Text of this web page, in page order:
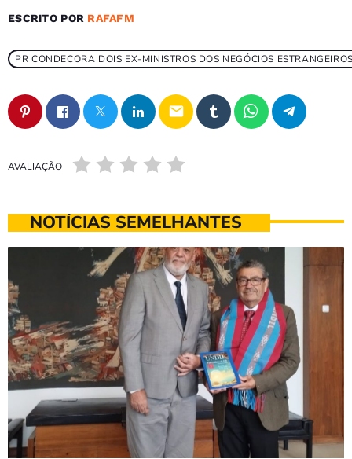
ESCRITO POR RAFAFM
PR CONDECORA DOIS EX-MINISTROS DOS NEGÓCIOS
email
AVALIAÇÃO
NOTÍCIAS SEMELHANTES